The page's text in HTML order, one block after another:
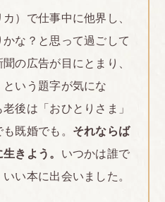
）で仕事中に他界し、
な？と思って過ごして
の広告が目にとまり、
という題字が気にな
後は「おひとりさま」
既婚でも。 それならば
きよう。 いつかは誰で
い本に出会いました。